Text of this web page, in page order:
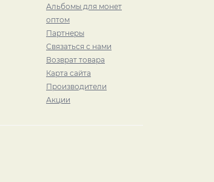
Альбомы для монет
оптом
Партнеры
Связаться с нами
Возврат товара
Карта сайта
Производители
Акции